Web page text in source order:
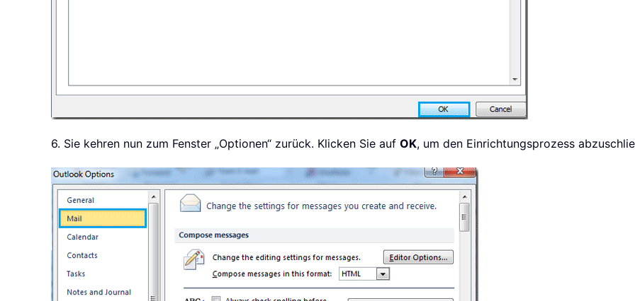
6. Sie kehren nun zum Fenster „Optionen“ zurück. Klicken Sie auf OK, um den Einrichtungsprozess